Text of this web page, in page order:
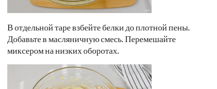
В отдельной таре взбейте белки до плотной пены.
Добавьте в масляничную смесь. Перемешайте
миксером на низких оборотах.